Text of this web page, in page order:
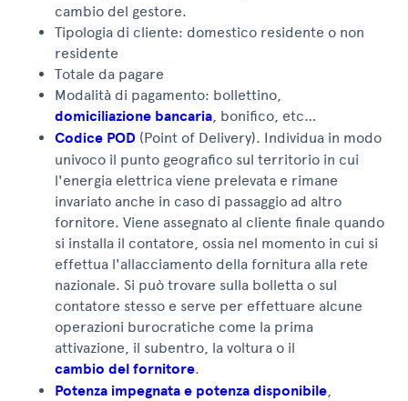
cambio del gestore.
Tipologia di cliente: domestico residente o non
residente
Totale da pagare
Modalità di pagamento: bollettino,
domiciliazione bancaria, bonifico, etc…
Codice POD (Point of Delivery). Individua in modo
univoco il punto geografico sul territorio in cui
l'energia elettrica viene prelevata e rimane
invariato anche in caso di passaggio ad altro
fornitore. Viene assegnato al cliente finale quando
si installa il contatore, ossia nel momento in cui si
effettua l'allacciamento della fornitura alla rete
nazionale. Si può trovare sulla bolletta o sul
contatore stesso e serve per effettuare alcune
operazioni burocratiche come la prima
attivazione, il subentro, la voltura o il
cambio del fornitore.
Potenza impegnata e potenza disponibile,